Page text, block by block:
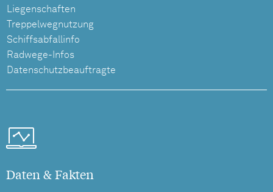
Liegenschaften
Treppelwegnutzung
Schiffsabfallinfo
Radwege-Infos
Datenschutzbeauftragte
Daten & Fakten